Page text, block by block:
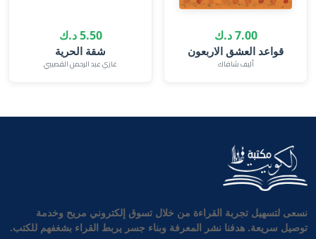
7.00 د.ك
قواعد العشق الاربعون
أليف شافاك
5.50 د.ك
شقة الحرية‎
غازي عبد الرحمن القصيبي
نسعى لتسهيل تجربة القراءة من خلال تسوق إلكتروني مريح وخدمة
توصيل سريعة. هدفنا نشر المعرفة وبناء جسر يربط القراء بشغفهم للكتب.